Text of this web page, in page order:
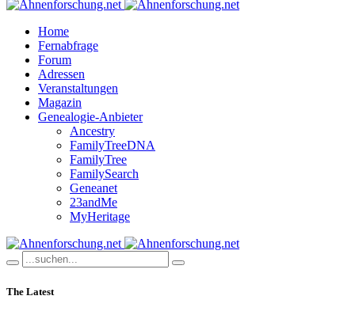
Home
Fernabfrage
Forum
Adressen
Veranstaltungen
Magazin
Genealogie-Anbieter
Ancestry
FamilyTreeDNA
FamilyTree
FamilySearch
Geneanet
23andMe
MyHeritage
The Latest